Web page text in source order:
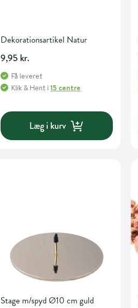
Dekorationsartikel Natur
9,95 kr.
Få leveret
Klik & Hent i15 centre
Læg i kurv
Stage m/spyd Ø10 cm guld